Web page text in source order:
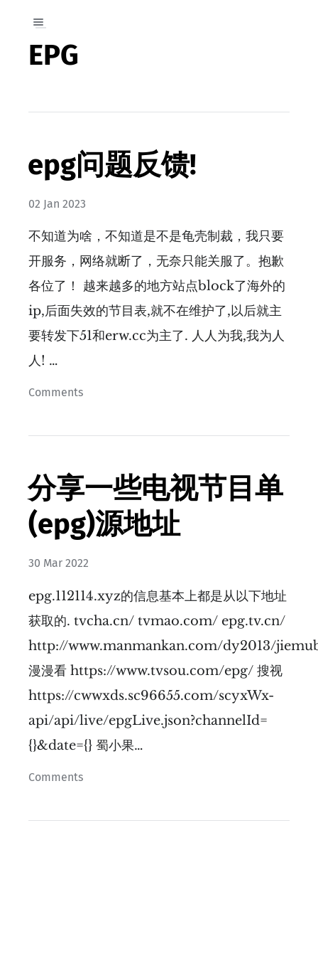
EPG
epg问题反馈!
02 Jan 2023
不知道为啥，不知道是不是龟壳制裁，我只要
开服务，网络就断了，无奈只能关服了。抱歉
各位了！ 越来越多的地方站点block了海外的
ip,后面失效的节目表,就不在维护了,以后就主
要转发下51和erw.cc为主了. 人人为我,我为人
人! …
Comments
分享一些电视节目单
(epg)源地址
30 Mar 2022
epg.112114.xyz的信息基本上都是从以下地址
获取的. tvcha.cn/ tvmao.com/ epg.tv.cn/
http://www.manmankan.com/dy2013/
漫漫看 https://www.tvsou.com/epg/ 搜视
https://cwwxds.sc96655.com/scyxWx-
api/api/live/epgLive.json?channelId=
{}&date={} 蜀小果…
Comments